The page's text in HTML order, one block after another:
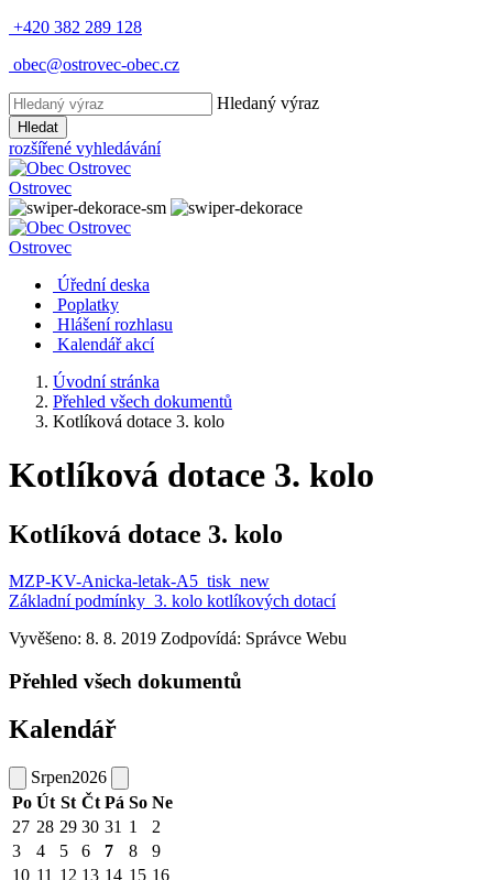
+420 382 289 128
obec@ostrovec-obec.cz
Hledaný výraz
Hledat
rozšířené vyhledávání
Ostrovec
Ostrovec
Úřední deska
Poplatky
Hlášení rozhlasu
Kalendář akcí
Úvodní stránka
Přehled všech dokumentů
Kotlíková dotace 3. kolo
Kotlíková dotace 3. kolo
Kotlíková dotace 3. kolo
MZP-KV-Anicka-letak-A5_tisk_new
Základní podmínky_3. kolo kotlíkových dotací
Vyvěšeno: 8. 8. 2019 Zodpovídá: Správce Webu
Přehled všech dokumentů
Kalendář
Srpen2026
Po Út St Čt Pá So Ne
27 28 29 30 31 1
2
3
4 5 6 7 8
9
10 11 12 13 14 15 16